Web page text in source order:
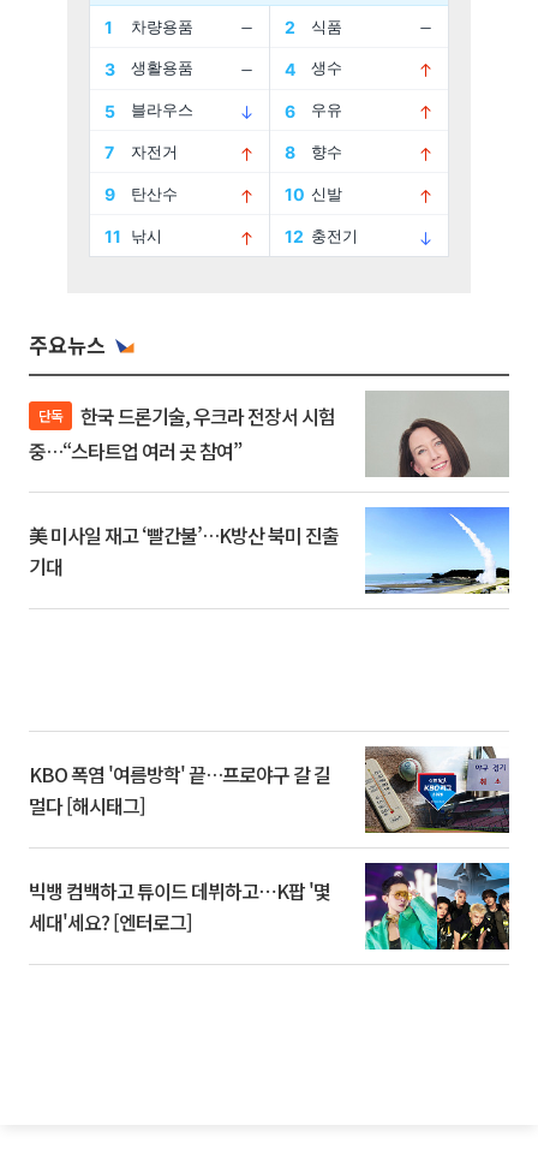
주요뉴스
단독
중…“스타트업 여러 곳 참여”
美 미사일 재고 ‘빨간불’…K방산 북미 진출
기대
KBO 폭염 '여름방학' 끝…프로야구 갈 길
멀다 [해시태그]
빅뱅 컴백하고 튜이드 데뷔하고⋯K팝 '몇
세대'세요? [엔터로그]